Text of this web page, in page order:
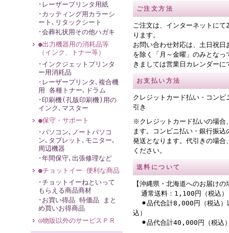
･レーザープリンタ用紙
･カッティング用カラーシ
ート､リタックシート
･会葬礼状用その他ハガキ
●出力機器用の消耗品等
（インク、トナー等）
･インクジェットプリンタ
ー用消耗品
･レーザープリンタ､複合機
用 各種トナー､ドラム
･印刷機(孔版印刷機)用の
インク､マスター
●保守・サポート
･パソコン､ノートパソコ
ン､タブレット､モニター､
周辺機器
･年間保守､出張修理など
●チョットイー 便利な商品
･チョットイーねといって
もらえる商品商材
･お買い得品 特価品 まと
め買いお得商品
◎物販以外のサービスＰＲ
ご注文方法
ご注文は、インターネットに
ります。
お問い合わせ対応は、土日祝日
を除く「月～金曜」のみとなっ
きましては営業日カレンダーに
お支払い方法
クレジットカード払い・コンビ
引き
※クレジットカード払いの場合
ます。コンビニ払い・銀行振
発送となります。代引きの場合
ください。
送料について
【沖縄県・北海道へのお届けの
通常送料：1,100円（税込）
⚫︎品代合計8,000円（税込）
込）
⚫︎品代合計40,000円（税込